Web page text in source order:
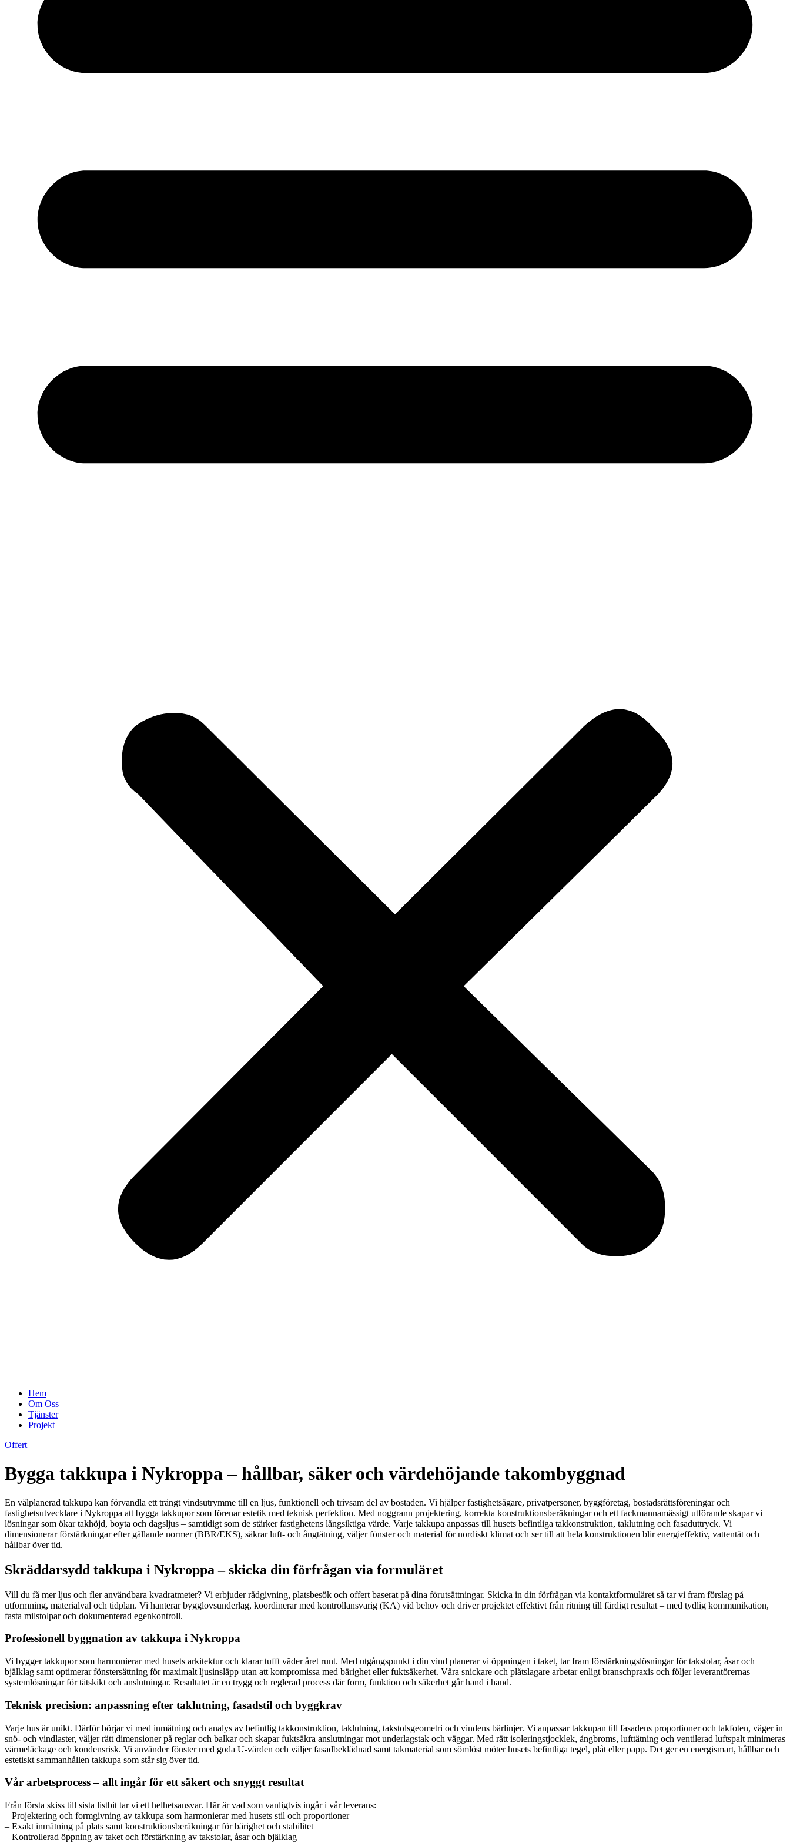
Hem
Om Oss
Tjänster
Projekt
Offert
Bygga takkupa i Nykroppa – hållbar, säker och värdehöjande takombyggnad
En välplanerad takkupa kan förvandla ett trångt vindsutrymme till en ljus, funktionell och trivsam del av bostaden. Vi hjälper fastighetsägare, privatpersoner, byggföretag, bostadsrättsföreningar och
fastighetsutvecklare i Nykroppa att bygga takkupor som förenar estetik med teknisk perfektion. Med noggrann projektering, korrekta konstruktionsberäkningar och ett fackmannamässigt utförande skapar vi
lösningar som ökar takhöjd, boyta och dagsljus – samtidigt som de stärker fastighetens långsiktiga värde. Varje takkupa anpassas till husets befintliga takkonstruktion, taklutning och fasaduttryck. Vi
dimensionerar förstärkningar efter gällande normer (BBR/EKS), säkrar luft- och ångtätning, väljer fönster och material för nordiskt klimat och ser till att hela konstruktionen blir energieffektiv, vattentät och
hållbar över tid.
Skräddarsydd takkupa i Nykroppa – skicka din förfrågan via formuläret
Vill du få mer ljus och fler användbara kvadratmeter? Vi erbjuder rådgivning, platsbesök och offert baserat på dina förutsättningar. Skicka in din förfrågan via kontaktformuläret så tar vi fram förslag på
utformning, materialval och tidplan. Vi hanterar bygglovsunderlag, koordinerar med kontrollansvarig (KA) vid behov och driver projektet effektivt från ritning till färdigt resultat – med tydlig kommunikation,
fasta milstolpar och dokumenterad egenkontroll.
Professionell byggnation av takkupa i Nykroppa
Vi bygger takkupor som harmonierar med husets arkitektur och klarar tufft väder året runt. Med utgångspunkt i din vind planerar vi öppningen i taket, tar fram förstärkningslösningar för takstolar, åsar och
bjälklag samt optimerar fönstersättning för maximalt ljusinsläpp utan att kompromissa med bärighet eller fuktsäkerhet. Våra snickare och plåtslagare arbetar enligt branschpraxis och följer leverantörernas
systemlösningar för tätskikt och anslutningar. Resultatet är en trygg och reglerad process där form, funktion och säkerhet går hand i hand.
Teknisk precision: anpassning efter taklutning, fasadstil och byggkrav
Varje hus är unikt. Därför börjar vi med inmätning och analys av befintlig takkonstruktion, taklutning, takstolsgeometri och vindens bärlinjer. Vi anpassar takkupan till fasadens proportioner och takfoten, väger in
snö- och vindlaster, väljer rätt dimensioner på reglar och balkar och skapar fuktsäkra anslutningar mot underlagstak och väggar. Med rätt isoleringstjocklek, ångbroms, lufttätning och ventilerad luftspalt minimeras
värmeläckage och kondensrisk. Vi använder fönster med goda U-värden och väljer fasadbeklädnad samt takmaterial som sömlöst möter husets befintliga tegel, plåt eller papp. Det ger en energismart, hållbar och
estetiskt sammanhållen takkupa som står sig över tid.
Vår arbetsprocess – allt ingår för ett säkert och snyggt resultat
Från första skiss till sista listbit tar vi ett helhetsansvar. Här är vad som vanligtvis ingår i vår leverans:
– Projektering och formgivning av takkupa som harmonierar med husets stil och proportioner
– Exakt inmätning på plats samt konstruktionsberäkningar för bärighet och stabilitet
– Kontrollerad öppning av taket och förstärkning av takstolar, åsar och bjälklag